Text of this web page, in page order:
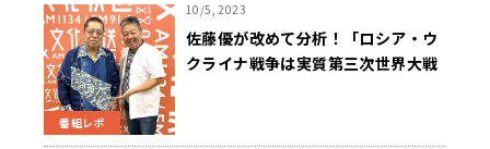
番組レポ
10/5, 2023
佐藤優が改めて分析！「ロシア・ウ
クライナ戦争は実質第三次世界大戦